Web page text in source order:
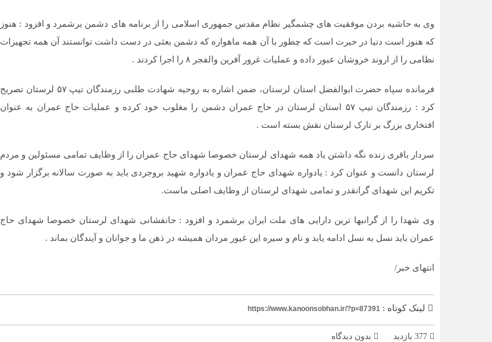
وی به حاشیه بردن موفقیت های چشمگیر نظام مقدس جمهوری اسلامی را از برنامه های دشمن برشمرد و افزود : هنوز
که هنوز است دنیا در حیرت است که چطور با آن همه ماهواره که دشمن بعثی در دست داشت توانستند آن همه تجهیزات
نظامی را از اروند خروشان عبور داده و عملیات غرور آفرین والفجر ۸ را اجرا کردند .
فرمانده سپاه حضرت ابوالفضل استان لرستان، ضمن اشاره به روحیه شهادت طلبی رزمندگان تیپ ۵۷ لرستان تصریح
کرد : رزمندگان تیپ ۵۷ استان لرستان در حاج عمران دشمن را مغلوب خود کرده و عملیات حاج عمران به عنوان
افتخاری بزرگ بر تارک لرستان نقش بسته است .
سردار باقری زنده نگه داشتن یاد همه شهدای لرستان خصوصا شهدای حاج عمران را از وظایف تمامی مسئولین و مردم
لرستان دانست و عنوان کرد : یادواره شهدای حاج عمران و یادواره شهید بروجردی باید به صورت سالانه برگزار شود و
تکریم این شهدای گرانقدر و تمامی شهدای لرستان از وظایف اصلی ماست.
وی شهدا را از گرانبها ترین دارایی های ملت ایران برشمرد و افزود : جانفشانی شهدای لرستان خصوصا شهدای حاج
عمران باید نسل به نسل ادامه یابد و نام و سیره این غیور مردان همیشه در ذهن ما و جوانان و آیندگان بماند .
انتهای خبر/
لینک کوتاه : https://www.kanoonsobhan.ir/?p=87391
بدون دیدگاه